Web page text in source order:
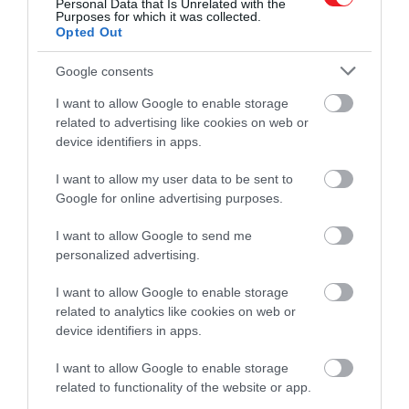
Personal Data that Is Unrelated with the
Purposes for which it was collected.
Opted Out
Google consents
I want to allow Google to enable storage
related to advertising like cookies on web or
device identifiers in apps.
I want to allow my user data to be sent to
Google for online advertising purposes.
I want to allow Google to send me
personalized advertising.
I want to allow Google to enable storage
related to analytics like cookies on web or
device identifiers in apps.
I want to allow Google to enable storage
related to functionality of the website or app.
zedspider/Shutterstock
Ez is érdekelhet!
A strandélményen és a lángoson túl – 4
gyönyörű arborétum a Balaton
Balaton-felvidéki Nemzeti Park a magyarok
szívében különleges helyet foglal el – nemcsak
gasztronómiai élményei miatt is.
Balaton a magyar filmvásznon – 4 film,
amiben a magyar tenger az egyik